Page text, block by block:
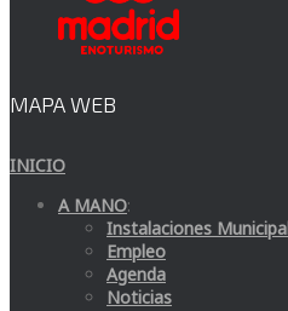
MAPA WEB
INICIO
A MANO:
Instalaciones
Empleo
Agenda
Noticias